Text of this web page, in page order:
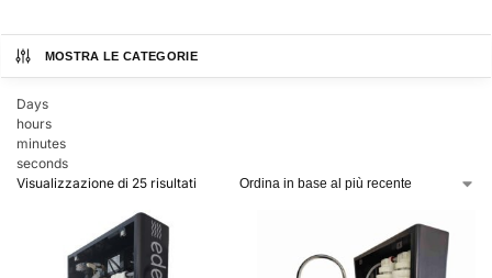
MOSTRA LE CATEGORIE
Days
hours
minutes
seconds
Visualizzazione di 25 risultati